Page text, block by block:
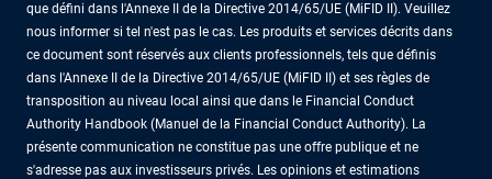
que défini dans l'Annexe II de la Directive 2014/65/UE (MiFID II). Veuillez
nous informer si tel n'est pas le cas. Les produits et services décrits dans
ce document sont réservés aux clients professionnels, tels que définis
dans l'Annexe II de la Directive 2014/65/UE (MiFID II) et ses règles de
transposition au niveau local ainsi que dans le Financial Conduct
Authority Handbook (Manuel de la Financial Conduct Authority). La
présente communication ne constitue pas une offre publique et ne
s'adresse pas aux investisseurs privés. Les opinions et estimations